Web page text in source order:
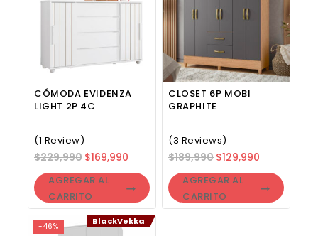
CÓMODA EVIDENZA
LIGHT 2P 4C
(1 Review)
$229,990 $169,990
AGREGAR AL
CARRITO
CLOSET 6P MOBI
GRAPHITE
(3 Reviews)
$189,990 $129,990
AGREGAR AL
CARRITO
-46% BlackVekka